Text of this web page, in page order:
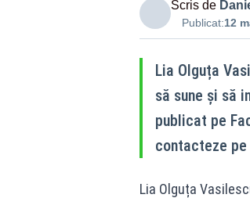
Scris de
Publicat:12
Lia Olguța
să sune și să
publicat pe
contacteze
Lia Olguța